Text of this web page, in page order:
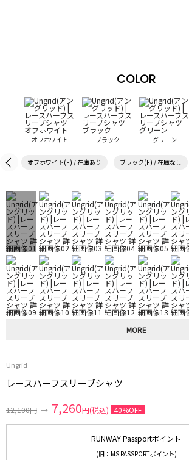
COLOR
オフホワイト ブラック グリーン
オフホワイト(F) / 在庫あり ブラック(F) / 在庫なし
MORE
Ungrid
レースハーフスリーブシャツ
12,100円 → 7,260円(税込) 40%OFF
RUNWAY Passportポイント
(旧：MS PASSPORTポイント)